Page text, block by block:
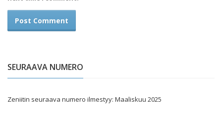
SEURAAVA NUMERO
Zeniitin seuraava numero ilmestyy: Maaliskuu 2025